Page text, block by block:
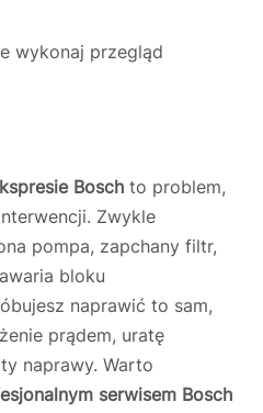
wykonaj przegląd
Bosch to problem,
Zwykle
pompa, zapchany filtr,
bloku
naprawić to sam,
prądem, uratę
naprawy. Warto
serwisem Bosch